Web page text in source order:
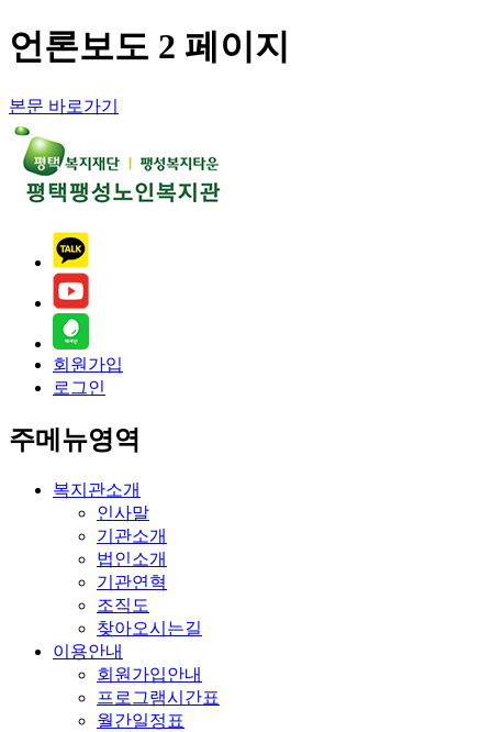
언론보도 2 페이지
본문 바로가기
회원가입
로그인
주메뉴영역
복지관소개
인사말
기관소개
법인소개
기관연혁
조직도
찾아오시는길
이용안내
회원가입안내
프로그램시간표
월간일정표